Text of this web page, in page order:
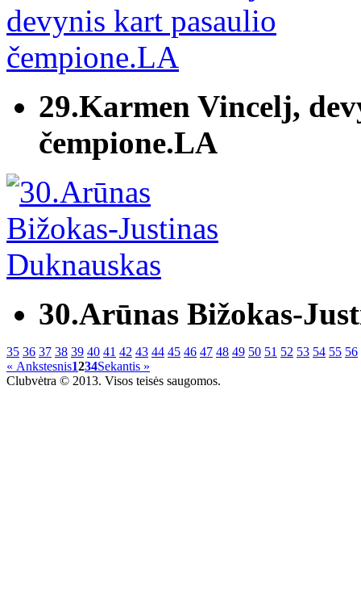
29.Karmen Vincelj,
čempione.LA
30.Arūnas Bižokas-
35 36 37 38 39 40 41 42 43 44 45 46 47 48 49 50 51 52 53 54 55 56
« Ankstesnis1234Sekantis »
Clubvėtra © 2013. Visos teisės saugomos.